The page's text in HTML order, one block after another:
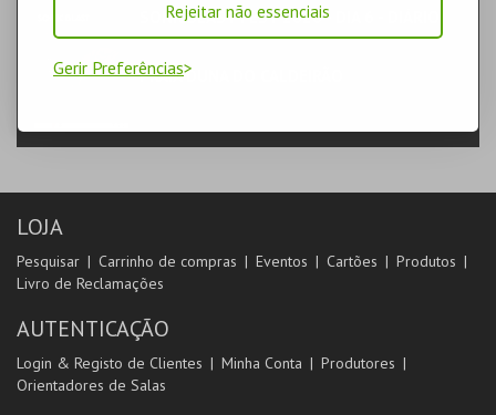
Rejeitar não essenciais
Gerir Preferências
SONICBLAST FEST 2026 - DIA 6 - DIÁRIO
MÚSICA & FESTIVAIS | FESTIVAL
PRAIA DUNA DO CALDEIRÃO
LOJA
Pesquisar Carrinho de compras Eventos Cartões
Produtos
Livro de Reclamações
AUTENTICAÇÃO
Login & Registo de Clientes Minha Conta
Produtores
Orientadores de Salas